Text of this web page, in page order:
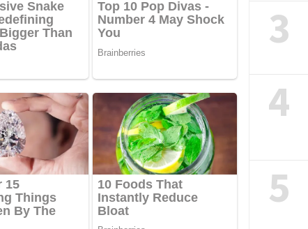
3
4
5